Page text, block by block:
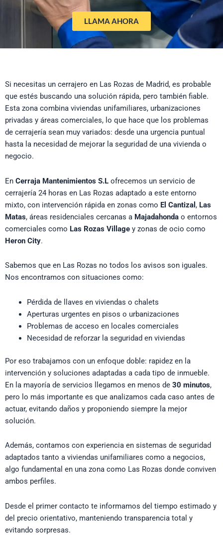
LLAMA AHORA
Si necesitas un cerrajero en Las Rozas de Madrid, es probable
que estés buscando una solución rápida, pero también fiable.
Esta zona combina viviendas unifamiliares, urbanizaciones
privadas y áreas comerciales, lo que hace que los problemas
de cerrajería sean muy variados: desde una urgencia puntual
hasta la necesidad de mejorar la seguridad de una vivienda o
negocio.
En Cerraja Mantenimientos S.L ofrecemos un servicio de
cerrajería 24 horas en Las Rozas adaptado a este entorno
mixto, con intervención rápida en zonas como El Cantizal , Las
Matas, áreas residenciales cercanas a Majadahonda o entornos
comerciales como Las Rozas Village y zonas de ocio como
Heron City.
Sabemos que en Las Rozas no todos los avisos son iguales.
Nos encontramos con situaciones como:
Pérdida de llaves en viviendas o chalets
Aperturas urgentes en pisos o urbanizaciones
Problemas de acceso en locales comerciales
Necesidad de reforzar la seguridad en viviendas
Por eso trabajamos con un enfoque doble: rapidez en la
intervención y soluciones adaptadas a cada tipo de inmueble.
En la mayoría de servicios llegamos en menos de 30 minutos,
pero lo más importante es que analizamos cada caso antes de
actuar, evitando daños y proponiendo siempre la mejor
solución.
Además, contamos con experiencia en sistemas de seguridad
adaptados tanto a viviendas unifamiliares como a negocios,
algo fundamental en una zona como Las Rozas donde conviven
ambos perfiles.
Desde el primer contacto te informamos del tiempo estimado y
del precio orientativo, manteniendo transparencia total y
evitando sorpresas.